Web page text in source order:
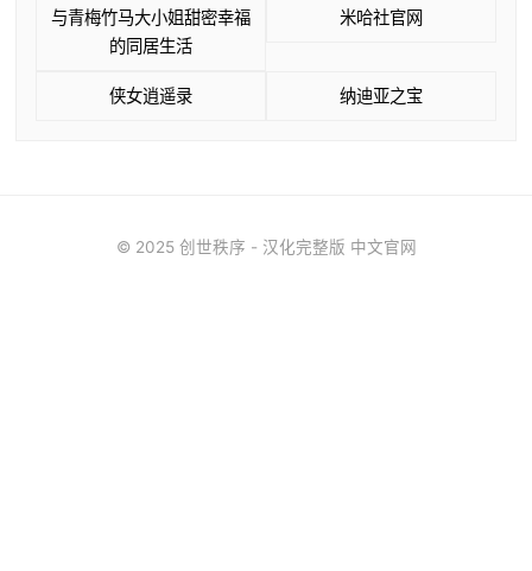
与青梅竹马大小姐甜密幸福
的同居生活
米哈社官网
侠女逍遥录 纳迪亚之宝
© 2025 创世秩序 - 汉化完整版 中文官网